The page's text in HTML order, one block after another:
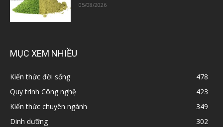
05/08/2026
MỤC XEM NHIỀU
Kiến thức đời sống
478
Quy trình Công nghệ
423
Kiến thức chuyên ngành
349
Dinh dưỡng
302